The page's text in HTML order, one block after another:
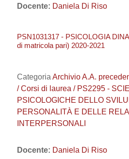
Docente: Daniela Di Riso
PSN1031317 - PSICOLOGIA
di matricola pari) 2020-2021
Categoria Archivio A.A.
/ Corsi di laurea / PS2295 -
PSICOLOGICHE DELLO
PERSONALITÀ E DELLE
INTERPERSONALI
Docente: Daniela Di Riso